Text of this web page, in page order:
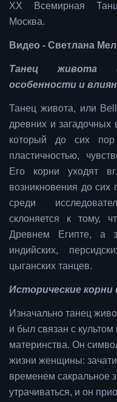
ХХ Всемирная
Москва.
Видео - Светлана
Танец живота
особенности и
Танец живота, или
древних и загадочных
который до сих пор
пластичностью,
Его корни уходят
возникновения до сих
среди
склоняется к тому,
Древнем Египте, а
индийских,
цыганских танцев.
Исторические корни
Изначально танец
и был связан с
материнства. Он
жизни женщины:
временем сакральное
утрачиваться, и он